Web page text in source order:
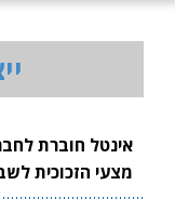
אינטל חוברת
מצעי הזכוכית